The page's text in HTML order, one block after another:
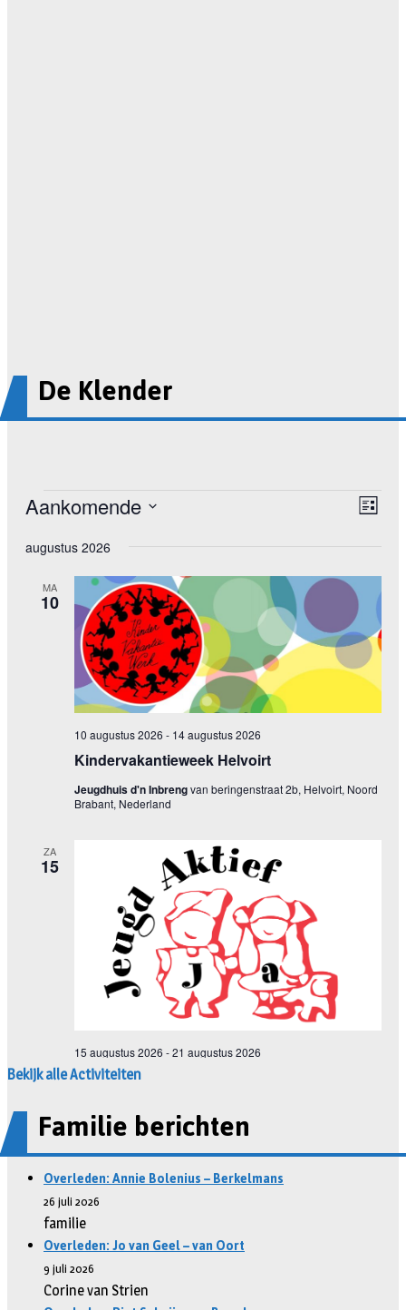
De Klender
Bekijk alle Activiteiten
Familie berichten
Overleden: Annie Bolenius – Berkelmans
26 juli 2026
familie
Overleden: Jo van Geel – van Oort
9 juli 2026
Corine van Strien